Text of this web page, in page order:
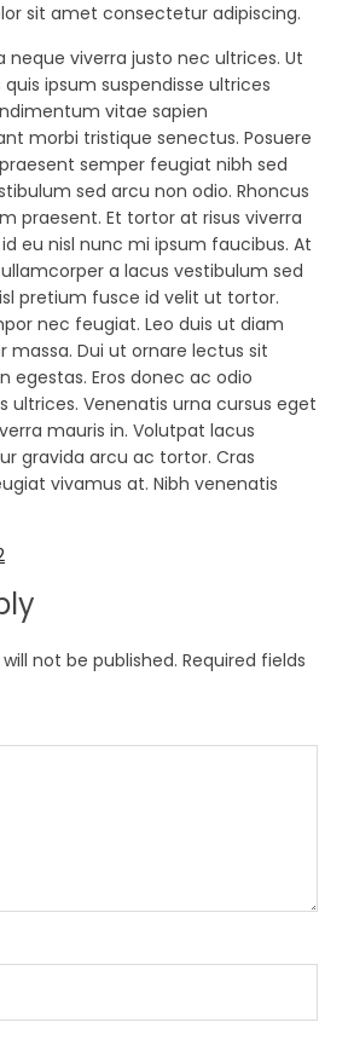
sit amet consectetur adipiscing.
neque viverra justo nec ultrices. Ut
ipsum suspendisse ultrices
vitae sapien
morbi tristique senectus. Posuere
semper feugiat nibh sed
sed arcu non odio. Rhoncus
praesent. Et tortor at risus viverra
eu nisl nunc mi ipsum faucibus. At
a lacus vestibulum sed
pretium fusce id velit ut tortor.
nec feugiat. Leo duis ut diam
Dui ut ornare lectus sit
egestas. Eros donec ac odio
ultrices. Venenatis urna cursus eget
mauris in. Volutpat lacus
gravida arcu ac tortor. Cras
vivamus at. Nibh venenatis
not be published. Required fields